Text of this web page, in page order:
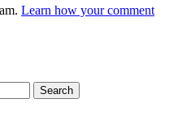
Learn how your comment